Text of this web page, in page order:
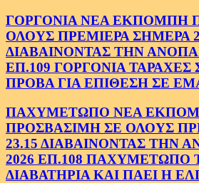
ΓΟΡΓΟΝΙΑ ΝΕΑ ΕΚΠΟΜΠΗ
ΟΛΟΥΣ ΠΡΕΜΙΕΡΑ ΣΗΜΕΡΑ
ΔΙΑΒΑΙΝΟΝΤΑΣ ΤΗΝ
ΕΠ.109 ΓΟΡΓΟΝΙΑ
ΠΡΟΒΑ ΓΙΑ ΕΠΙΘΕΣΗ ΣΕ
ΠΑΧΥΜΕΤΩΠΟ ΝΕΑ
ΠΡΟΣΒΑΣΙΜΗ ΣΕ ΟΛΟΥΣ
23.15 ΔΙΑΒΑΙΝΟΝΤΑΣ ΤΗΝ
2026 ΕΠ.108 ΠΑΧΥΜΕΤΩΠΟ
ΔΙΑΒΑΤΗΡΙΑ ΚΑΙ ΠΑΕΙ Η